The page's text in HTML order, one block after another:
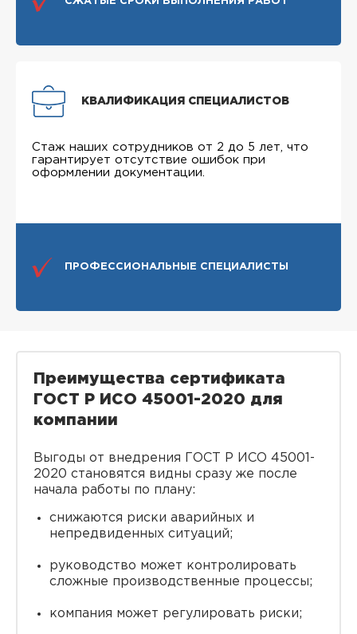
КВАЛИФИКАЦИЯ СПЕЦИАЛИСТОВ
Стаж наших сотрудников от 2 до 5 лет, что
гарантирует отсутствие ошибок при
оформлении документации.
ПРОФЕССИОНАЛЬНЫЕ СПЕЦИАЛИСТЫ
Преимущества сертификата
ГОСТ Р ИСО 45001-2020 для
компании
Выгоды от внедрения ГОСТ Р ИСО 45001-
2020 становятся видны сразу же после
начала работы по плану:
снижаются риски аварийных и
непредвиденных ситуаций;
руководство может контролировать
сложные производственные процессы;
компания может регулировать риски;